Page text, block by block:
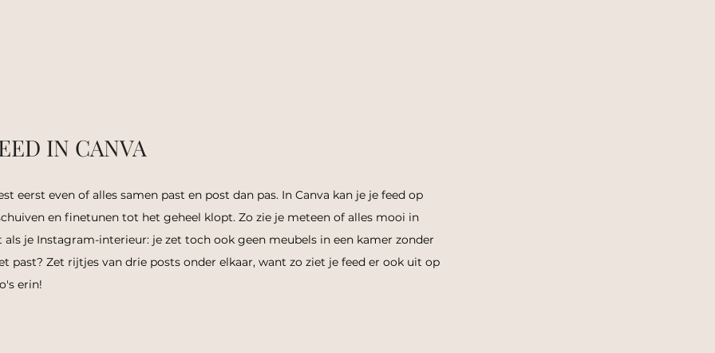
IN CANVA
eerst even of alles samen past en post dan pas. In Canva kan je je feed op
en finetunen tot het geheel klopt. Zo zie je meteen of alles mooi in
als je Instagram-interieur: je zet toch ook geen meubels in een kamer zonder
past? Zet rijtjes van drie posts onder elkaar, want zo ziet je feed er ook uit op
erin!